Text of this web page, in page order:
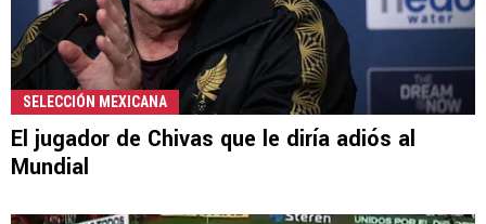
SELECCIÓN MEXICANA
El jugador de Chivas que le diría adiós al
Mundial